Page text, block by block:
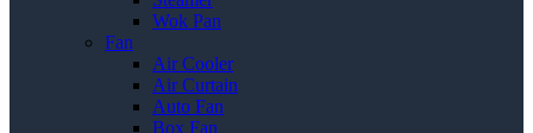
Wok Pan
Fan
Air Cooler
Air Curtain
Auto Fan
Box Fan